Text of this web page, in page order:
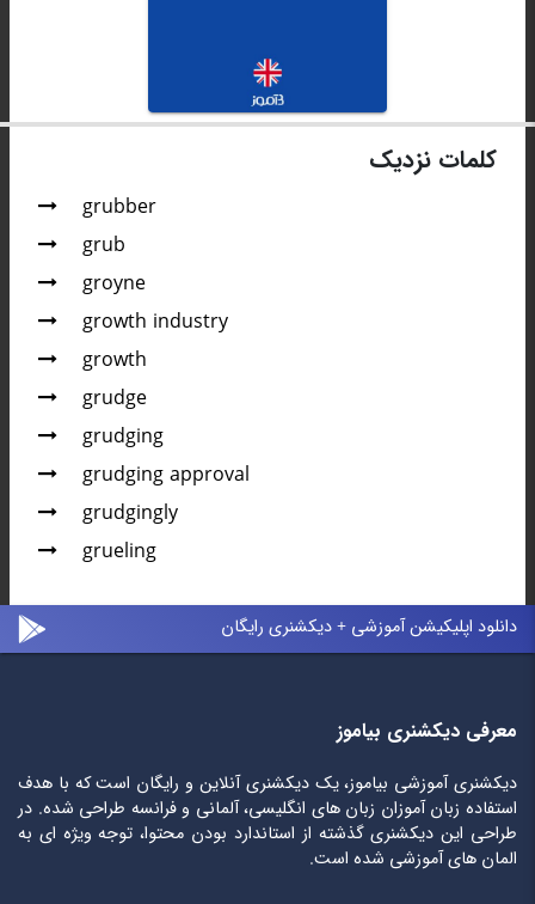
کلمات نزدیک
grubber
grub
groyne
growth industry
growth
grudge
grudging
grudging approval
grudgingly
grueling
دانلود اپلیکیشن آموزشی + دیکشنری رایگان
معرفی دیکشنری بیاموز
دیکشنری آموزشی بیاموز، یک دیکشنری آنلاین و رایگان است که با هدف
استفاده زبان آموزان زبان های انگلیسی، آلمانی و فرانسه طراحی شده. در
طراحی این دیکشنری گذشته از استاندارد بودن محتوا، توجه ویژه ای به
المان های آموزشی شده است.